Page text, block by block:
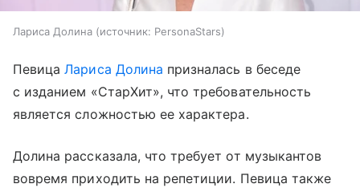
Лариса Долина источник: PersonaStars
ПевицаЛариса Долина призналась в беседе
с изданием «СтарХит», что требовательность
является сложностью ее характера.
Долина рассказала, что требует от музыкантов
вовремя приходить на репетиции. Певица также